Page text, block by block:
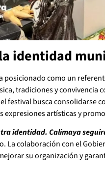
identidad
posicionado como un
tradiciones y convivencia
festival busca consolidarse
expresiones artísticas y
identidad. Calimaya
La colaboración con el
su organización y